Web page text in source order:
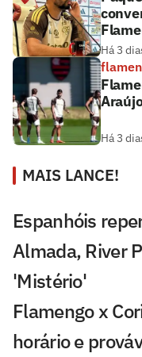
Há 3
Há 3
MAIS LANCE!
Espanhóis
Almada, River
'Mistério'
Flamengo x
horário e